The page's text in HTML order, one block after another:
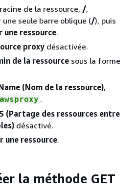
de la ressource, /,
seule barre oblique (/), puis
une ressource.
proxy désactivée.
de la ressource sous la forme
(Nom de la ressource),
.
(Partage des ressources entre
désactivé.
une ressource.
la méthode GET